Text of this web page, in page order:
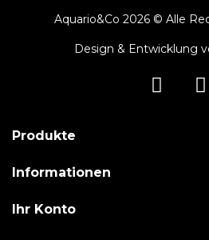
Aquario&Co 2026 © Alle
Design & Entwicklung
Produkte
Informationen
Ihr Konto